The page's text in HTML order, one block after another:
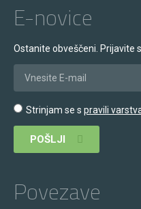
Povezave
E-novice
Ostanite obveščeni. Prijavite
Strinjam se s pravili
POŠLJI